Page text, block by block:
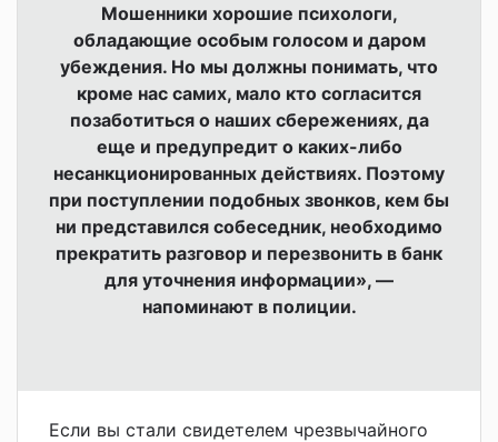
Мошенники хорошие психологи,
обладающие особым голосом и даром
убеждения. Но мы должны понимать, что
кроме нас самих, мало кто согласится
позаботиться о наших сбережениях, да
еще и предупредит о каких-либо
несанкционированных действиях. Поэтому
при поступлении подобных звонков, кем бы
ни представился собеседник, необходимо
прекратить разговор и перезвонить в банк
для уточнения информации», —
напоминают в полиции.
Если вы стали свидетелем чрезвычайного